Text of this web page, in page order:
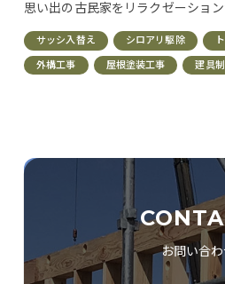
思い出の古民家をリラクゼーショ
サッシ入替え シロアリ駆除
外構工事 屋根塗装工事 建具
お問い合わ